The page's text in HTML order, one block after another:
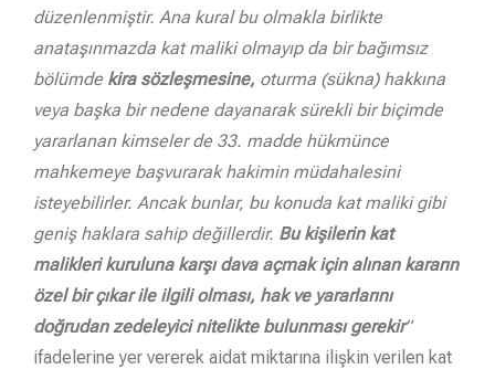
düzenlenmiştir. Ana kural bu olmakla birlikte
anataşınmazda kat maliki olmayıp da bir bağımsız
bölümde kira sözleşmesine, oturma (sükna) hakkına
veya başka bir nedene dayanarak sürekli bir biçimde
yararlanan kimseler de 33. madde hükmünce
mahkemeye başvurarak hakimin müdahalesini
isteyebilirler. Ancak bunlar, bu konuda kat maliki gibi
geniş haklara sahip değillerdir. Bu kişilerin kat
malikleri kuruluna karşı dava açmak için alınan kararın
özel bir çıkar ile ilgili olması, hak ve yararlarını
doğrudan zedeleyici nitelikte bulunması gerekir”
ifadelerine yer vererek aidat miktarına ilişkin verilen kat